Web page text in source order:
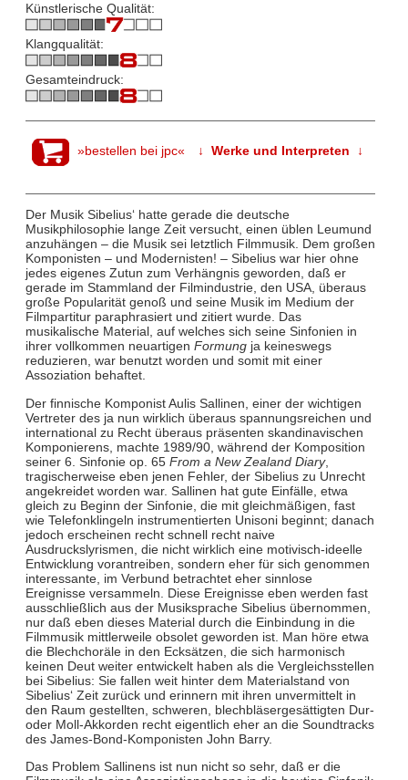
Künstlerische Qualität:
Klangqualität:
Gesamteindruck:
»bestellen bei jpc« ↓ Werke und Interpreten ↓
Der Musik Sibelius‘ hatte gerade die deutsche
Musikphilosophie lange Zeit versucht, einen üblen Leumund
anzuhängen – die Musik sei letztlich Filmmusik. Dem großen
Komponisten – und Modernisten! – Sibelius war hier ohne
jedes eigenes Zutun zum Verhängnis geworden, daß er
gerade im Stammland der Filmindustrie, den USA, überaus
große Popularität genoß und seine Musik im Medium der
Filmpartitur paraphrasiert und zitiert wurde. Das
musikalische Material, auf welches sich seine Sinfonien in
ihrer vollkommen neuartigen Formungja keineswegs
reduzieren, war benutzt worden und somit mit einer
Assoziation behaftet.
Der finnische Komponist Aulis Sallinen, einer der wichtigen
Vertreter des ja nun wirklich überaus spannungsreichen und
international zu Recht überaus präsenten skandinavischen
Komponierens, machte 1989/90, während der Komposition
seiner 6. Sinfonie op. 65 From a New Zealand Diary,
tragischerweise eben jenen Fehler, der Sibelius zu Unrecht
angekreidet worden war. Sallinen hat gute Einfälle, etwa
gleich zu Beginn der Sinfonie, die mit gleichmäßigen, fast
wie Telefonklingeln instrumentierten Unisoni beginnt; danach
jedoch erscheinen recht schnell recht naive
Ausdruckslyrismen, die nicht wirklich eine motivisch-ideelle
Entwicklung vorantreiben, sondern eher für sich genommen
interessante, im Verbund betrachtet eher sinnlose
Ereignisse versammeln. Diese Ereignisse eben werden fast
ausschließlich aus der Musiksprache Sibelius übernommen,
nur daß eben dieses Material durch die Einbindung in die
Filmmusik mittlerweile obsolet geworden ist. Man höre etwa
die Blechchoräle in den Ecksätzen, die sich harmonisch
keinen Deut weiter entwickelt haben als die Vergleichsstellen
bei Sibelius: Sie fallen weit hinter dem Materialstand von
Sibelius‘ Zeit zurück und erinnern mit ihren unvermittelt in
den Raum gestellten, schweren, blechbläsergesättigten Dur-
oder Moll-Akkorden recht eigentlich eher an die Soundtracks
des James-Bond-Komponisten John Barry.
Das Problem Sallinens ist nun nicht so sehr, daß er die